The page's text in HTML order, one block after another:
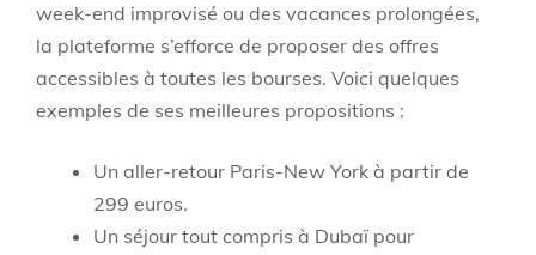
week-end improvisé ou des vacances prolongées,
la plateforme s’efforce de proposer des offres
accessibles à toutes les bourses. Voici quelques
exemples de ses meilleures propositions :
Un aller-retour Paris-New York à partir de
299 euros.
Un séjour tout compris à Dubaï pour